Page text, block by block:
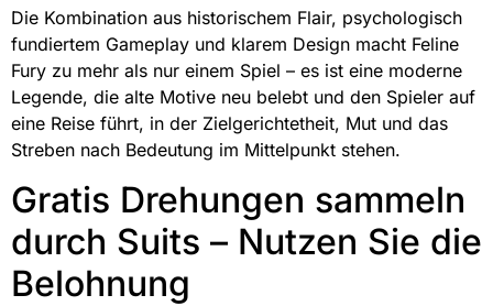
Die Kombination aus historischem Flair, psychologisch
fundiertem Gameplay und klarem Design macht Feline
Fury zu mehr als nur einem Spiel – es ist eine moderne
Legende, die alte Motive neu belebt und den Spieler auf
eine Reise führt, in der Zielgerichtetheit, Mut und das
Streben nach Bedeutung im Mittelpunkt stehen.
Gratis Drehungen sammeln
durch Suits – Nutzen Sie die
Belohnung